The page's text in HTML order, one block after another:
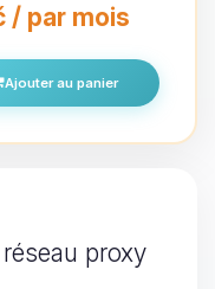
/ par mois
Ajouter au panier
proxy